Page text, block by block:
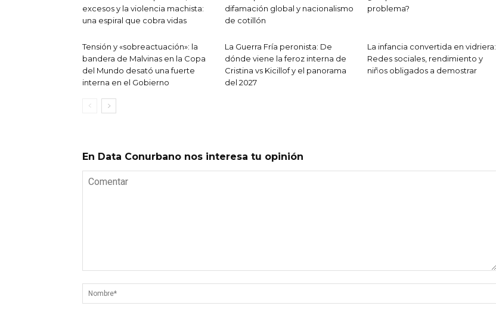
excesos y la violencia machista:
una espiral que cobra vidas
difamación global y nacionalismo
de cotillón
problema?
Tensión y «sobreactuación»: la
bandera de Malvinas en la Copa
del Mundo desató una fuerte
interna en el Gobierno
La Guerra Fría peronista: De
dónde viene la feroz interna de
Cristina vs Kicillof y el panorama
del 2027
La infancia convertida en vidriera:
Redes sociales, rendimiento y
niños obligados a demostrar
En Data Conurbano nos interesa tu opinión